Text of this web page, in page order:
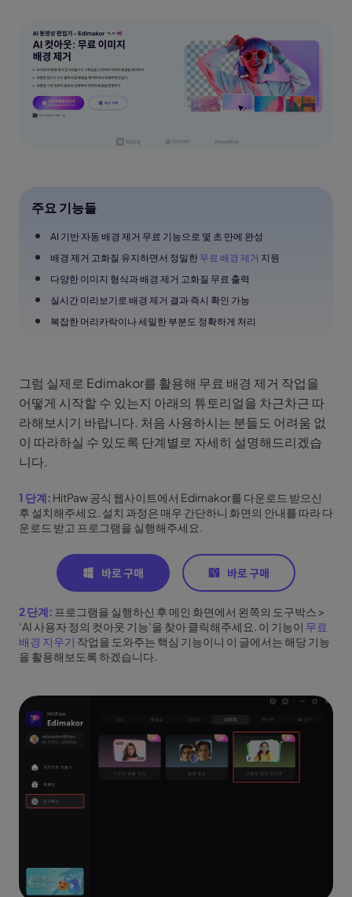
주요 기능들
AI 기반 자동 배경 제거 무료 기능으로 몇 초 만에 완성
배경 제거 고화질 유지하면서 정밀한 무료 배경 제거 지원
다양한 이미지 형식과 배경 제거 고화질 무료 출력
실시간 미리보기로 배경 제거 결과 즉시 확인 가능
복잡한 머리카락이나 세밀한 부분도 정확하게 처리
그럼 실제로 Edimakor를 활용해 무료 배경 제거 작업을
어떻게 시작할 수 있는지 아래의 튜토리얼을 차근차근 따
라해보시기 바랍니다. 처음 사용하시는 분들도 어려움 없
이 따라하실 수 있도록 단계별로 자세히 설명해드리겠습
니다.
1 단계: HitPaw 공식 웹사이트에서 Edimakor를 다운로드 받으신
후 설치해주세요. 설치 과정은 매우 간단하니 화면의 안내를 따라 다
운로드 받고 프로그램을 실행해주세요.
2 단계: 프로그램을 실행하신 후 메인 화면에서 왼쪽의 도구박스 >
‘AI 사용자 정의 컷아웃 기능’을 찾아 클릭해주세요. 이 기능이 무료
배경 지우기 작업을 도와주는 핵심 기능이니 이 글에서는 해당 기능
을 활용해보도록 하겠습니다.